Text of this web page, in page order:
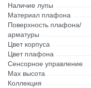
Наличие лупы
Материал плафона
Поверхность плафона/
арматуры
Цвет корпуса
Цвет плафона
Сенсорное управление
Max высота
Коллекция